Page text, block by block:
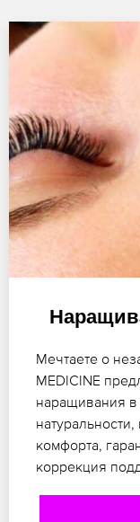
Мечтаете о
MEDICINE
наращивания
комфорта,
коррекция